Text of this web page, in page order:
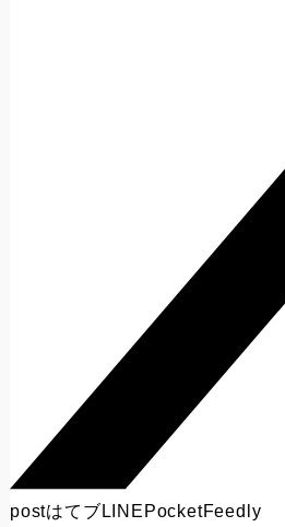
postはてブ LINE PocketFeedly